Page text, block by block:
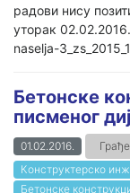
радови нису
уторак
naselja-
Бетонске
писменог
01.02.2016.
Конструктерско
Бетонске